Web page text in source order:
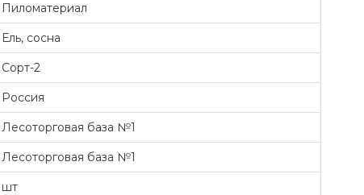
Пиломатериал
Ель, сосна
Сорт-2
Россия
Лесоторговая база №1
Лесоторговая база №1
шт